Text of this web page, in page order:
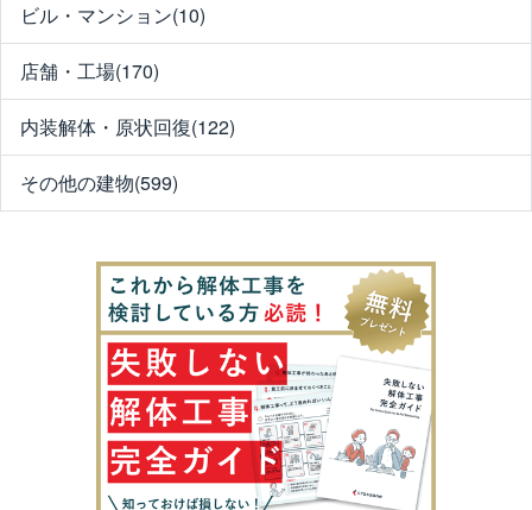
ビル・マンション(10)
店舗・工場(170)
内装解体・原状回復(122)
その他の建物(599)